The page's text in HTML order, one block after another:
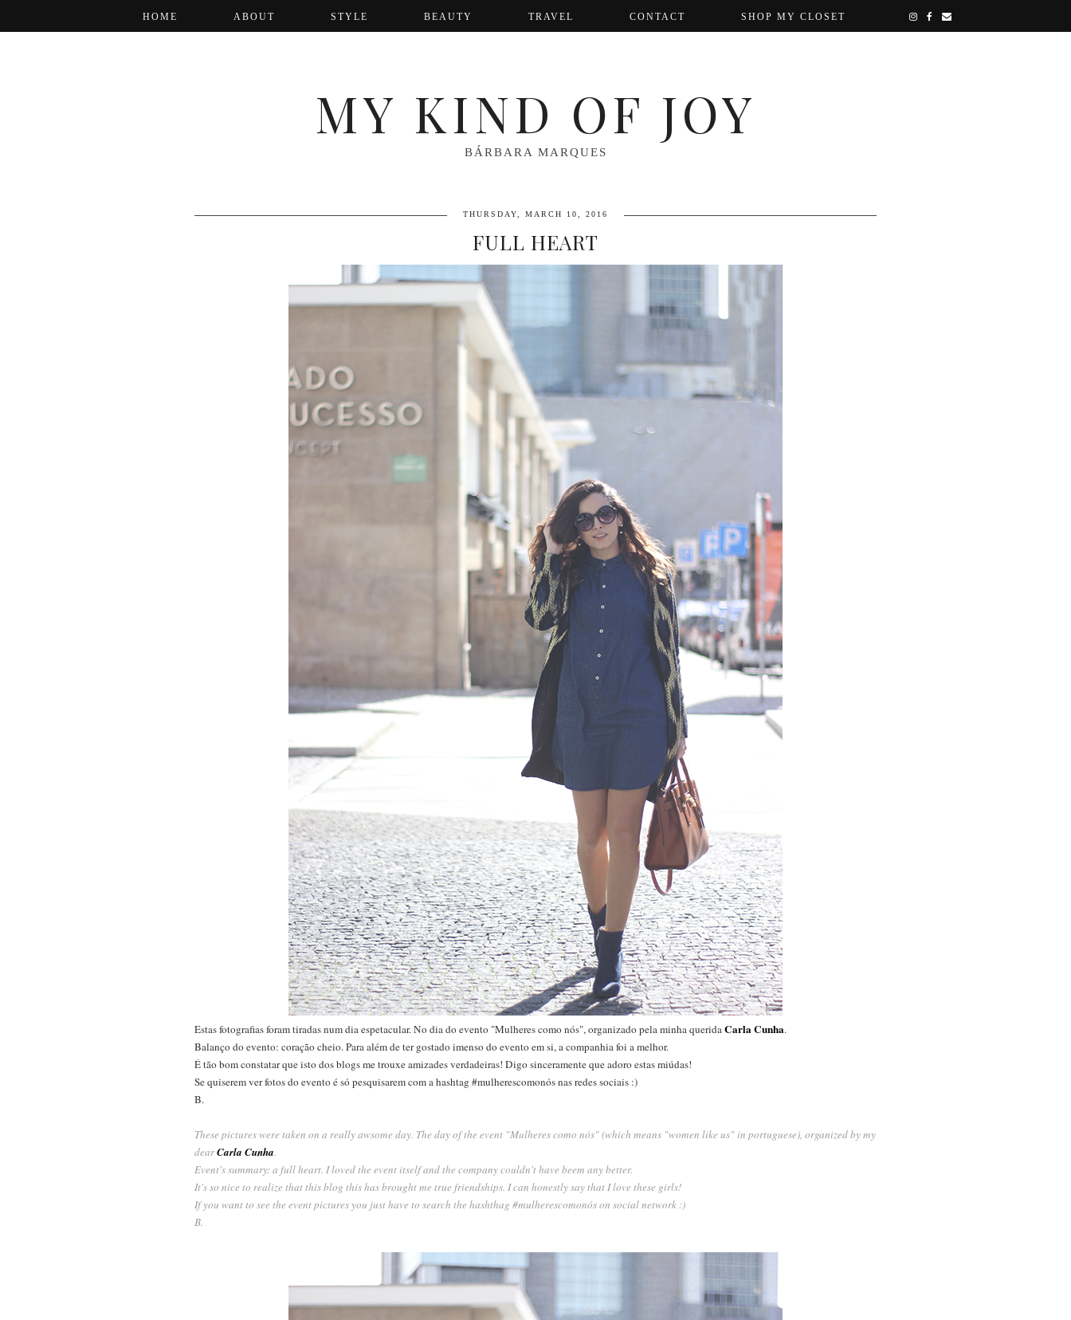
HOME ABOUT STYLE BEAUTY TRAVEL CONTACT SHOP MY CLOSET
MY KIND OF JOY
BÁRBARA MARQUES
THURSDAY, MARCH 10, 2016
FULL HEART
Estas fotografias foram tiradas num dia espetacular. No dia do evento "Mulheres como nós", organizado pela minha querida Carla Cunha.
Balanço do evento: coração cheio. Para além de ter gostado imenso do evento em si, a companhia foi a melhor.
É tão bom constatar que isto dos blogs me trouxe amizades verdadeiras! Digo sinceramente que adoro estas miúdas!
Se quiserem ver fotos do evento é só pesquisarem com a hashtag #mulherescomonós nas redes sociais :)
B.
These pictures were taken on a really awsome day. The day of the event "Mulheres como nós" (which means "women like us" in portuguese), organized by my
dearCarla Cunha
Event's summary: a full heart. I loved the event itself and the company couldn't have beem any better.
It's so nice to realize that this blog this has brought me true friendships. I can honestly say that I love these girls!
If you want to see the event pictures you just have to search the hashthag #mulherescomonós on social network :)
B.